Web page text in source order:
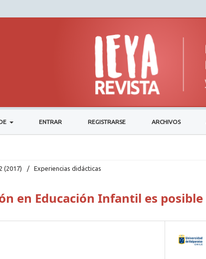
ENTRAR REGISTRARSE ARCHIVOS
(2017) / Experiencias didácticas
en Educación Infantil es posible